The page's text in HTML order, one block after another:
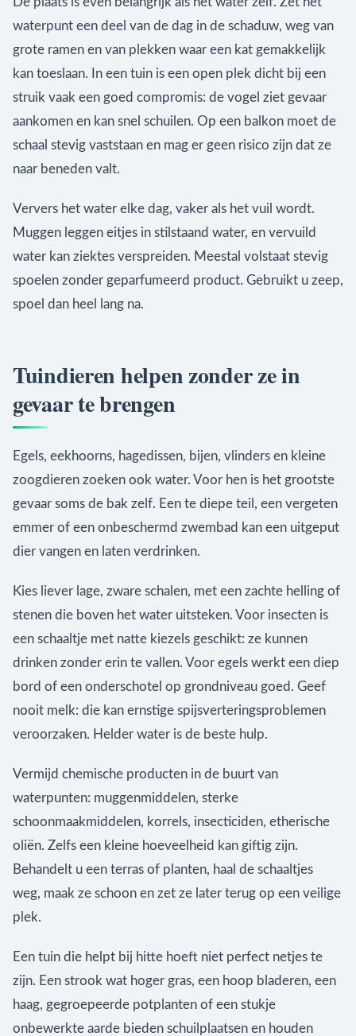
waterpunt een deel van de dag in de schaduw, weg van
grote ramen en van plekken waar een kat gemakkelijk
kan toeslaan. In een tuin is een open plek dicht bij een
struik vaak een goed compromis: de vogel ziet gevaar
aankomen en kan snel schuilen. Op een balkon moet de
schaal stevig vaststaan en mag er geen risico zijn dat ze
naar beneden valt.
Ververs het water elke dag, vaker als het vuil wordt.
Muggen leggen eitjes in stilstaand water, en vervuild
water kan ziektes verspreiden. Meestal volstaat stevig
spoelen zonder geparfumeerd product. Gebruikt u zeep,
spoel dan heel lang na.
Tuindieren helpen zonder ze in
gevaar te brengen
Egels, eekhoorns, hagedissen, bijen, vlinders en kleine
zoogdieren zoeken ook water. Voor hen is het grootste
gevaar soms de bak zelf. Een te diepe teil, een vergeten
emmer of een onbeschermd zwembad kan een uitgeput
dier vangen en laten verdrinken.
Kies liever lage, zware schalen, met een zachte helling of
stenen die boven het water uitsteken. Voor insecten is
een schaaltje met natte kiezels geschikt: ze kunnen
drinken zonder erin te vallen. Voor egels werkt een diep
bord of een onderschotel op grondniveau goed. Geef
nooit melk: die kan ernstige spijsverteringsproblemen
veroorzaken. Helder water is de beste hulp.
Vermijd chemische producten in de buurt van
waterpunten: muggenmiddelen, sterke
schoonmaakmiddelen, korrels, insecticiden, etherische
oliën. Zelfs een kleine hoeveelheid kan giftig zijn.
Behandelt u een terras of planten, haal de schaaltjes
weg, maak ze schoon en zet ze later terug op een veilige
plek.
Een tuin die helpt bij hitte hoeft niet perfect netjes te
zijn. Een strook wat hoger gras, een hoop bladeren, een
haag, gegroepeerde potplanten of een stukje
onbewerkte aarde bieden schuilplaatsen en houden